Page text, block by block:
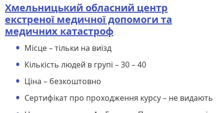
Хмельницький обласний центр
екстреної медичної допомоги та
медичних катастроф
Місце – тільки на виїзд
Кількість людей в групі – 30 – 40
Ціна – безкоштовно
Сертифікат про проходження курсу – не видають